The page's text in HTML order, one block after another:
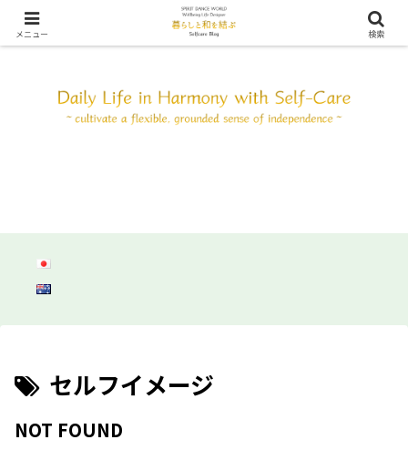
SDW ウェルビーイング ライフ デザイン ～自分と調和して心身共にしなやか
に自立しよう～
セルフイメージ
NOT FOUND
メニュー 検索